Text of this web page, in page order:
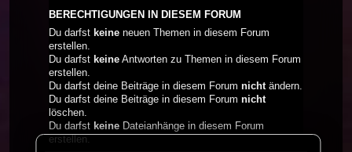
BERECHTIGUNGEN IN DIESEM FORUM
Du darfst keine neuen Themen in diesem Forum
erstellen.
Du darfst keine Antworten zu Themen in diesem Forum
erstellen.
Du darfst deine Beiträge in diesem Forum nichtändern.
Du darfst deine Beiträge in diesem Forum nicht
löschen.
Du darfst keine Dateianhänge in diesem Forum
erstellen.